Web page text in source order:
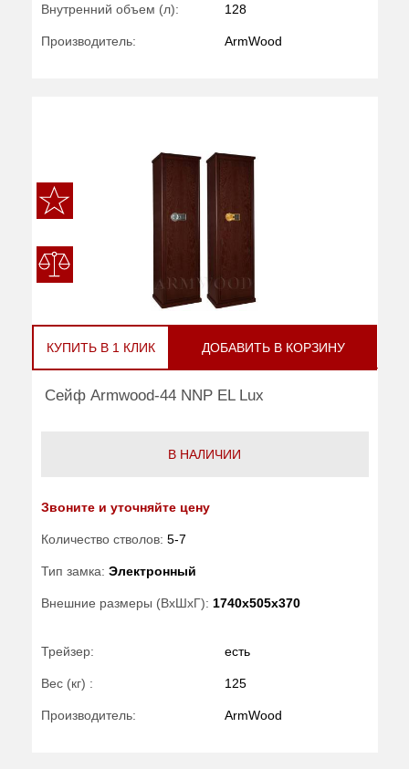
Внутренний объем (л): 128
Производитель: ArmWood
КУПИТЬ В 1 КЛИК ДОБАВИТЬ В КОРЗИНУ
Сейф Armwood-44 NNP EL Lux
В НАЛИЧИИ
Звоните и уточняйте цену
Количество стволов: 5-7
Тип замка: Электронный
Внешние размеры (ВхШхГ): 1740x505x370
Трейзер: есть
Вес (кг) : 125
Производитель: ArmWood